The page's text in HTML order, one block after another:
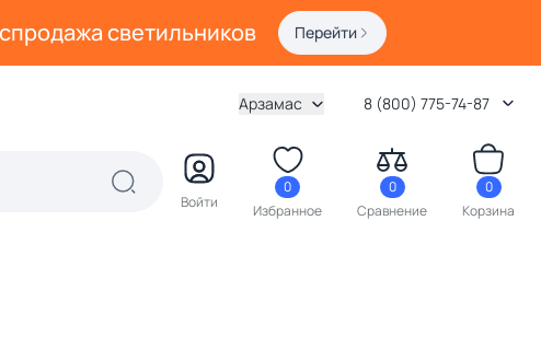
светильников Перейти
Арзамас 8 (800) 775-74-87
Войти
0
Избранное
0
Сравнение
0
Корзина